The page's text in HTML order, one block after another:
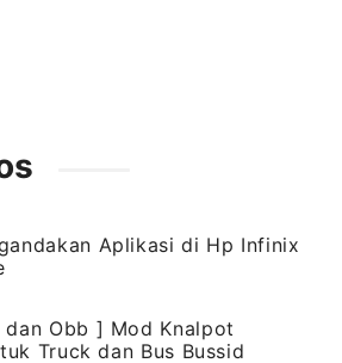
Aplikasi di Hp Infinix
dan Obb ] Mod Knalpot
Truck dan Bus Bussid